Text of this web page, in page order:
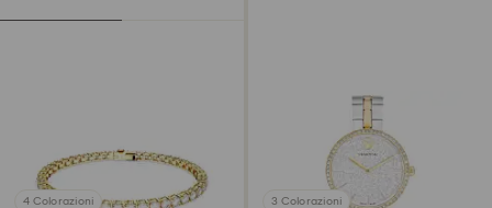
4 Colorazioni 3 Colorazioni